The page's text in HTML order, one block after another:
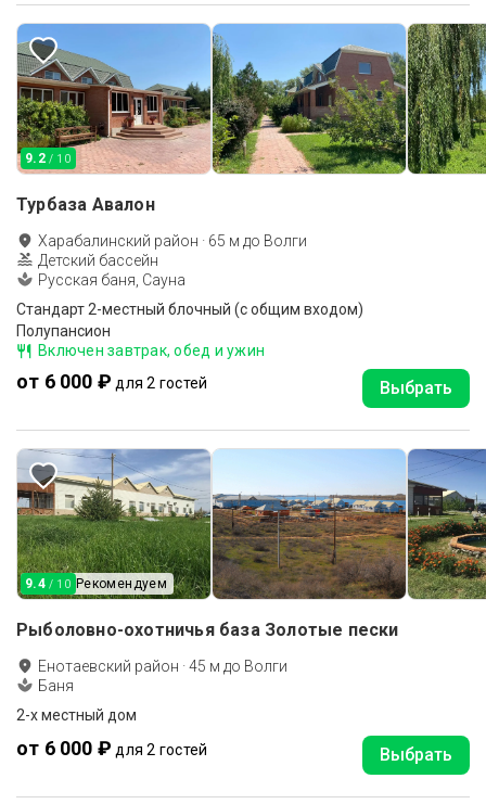
9.2 / 10
Турбаза Авалон
Харабалинский район · 65 м до Волги
Детский бассейн
Русская баня, Сауна
Стандарт 2-местный блочный (с общим входом)
Полупансион
Включен завтрак, обед и ужин
от 6 000 ₽ для 2 гостей Выбрать
9.4 / 10 Рекомендуем
Рыболовно-охотничья база Золотые пески
Енотаевский район ·45 м до Волги
Баня
2-x местный дом
от 6 000 ₽ для 2 гостей Выбрать